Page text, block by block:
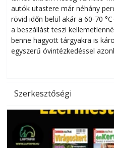
autók utastere már néhány
rövid időn belül akár a 60-70
a beszállást teszi
benne hagyott tárgyakra is
egyszerű óvintézkedéssel
Szerkesztőségi